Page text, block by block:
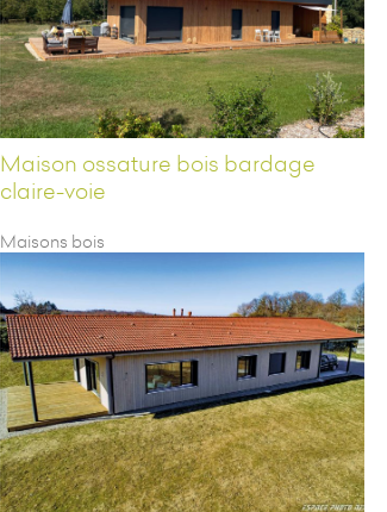
Maison ossature bois bardage
claire-voie
Maisons bois